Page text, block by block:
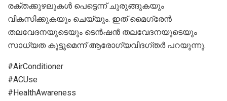
രക്തക്കുഴലുകൾ പെട്ടെന്ന് ചുരുങ്ങുകയും
വികസിക്കുകയും ചെയ്യും. ഇത് മൈഗ്രേൻ
തലവേദനയുടെയും ടെൻഷൻ തലവേദനയുടെയും
സാധ്യത കൂട്ടുമെന്ന് ആരോഗ്യവിദഗ്തർ പറയുന്നു.
#AirConditioner
#ACUse
#HealthAwareness